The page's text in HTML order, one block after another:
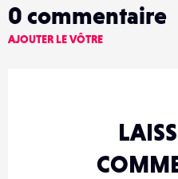
0 commentaire
AJOUTER LE VÔTRE